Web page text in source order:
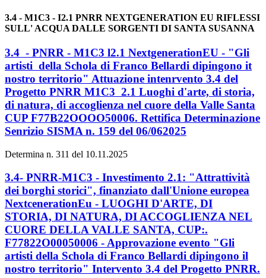
3.4 - M1C3 - I2.1 PNRR NEXTGENERATION EU RIFLESSI
SULL' ACQUA DALLE SORGENTI DI SANTA SUSANNA
3.4 - PNRR - M1C3 l2.1 NextgenerationEU - "Gli
artisti della Schola di Franco Bellardi dipingono it
nostro territorio" Attuazione intenrvento 3.4 del
Progetto PNRR M1C3 2.1 Luoghi d'arte, di storia,
di natura, di accoglienza nel cuore della Valle Santa
CUP F77B22OOOO50006. Rettifica Determinazione
Senrizio SISMA n. 159 del 06/062025
Determina n. 311 del 10.11.2025
3.4- PNRR-M1C3 - Investimento 2.1: "Attrattività
dei borghi storici", finanziato dall'Unione europea
NextcenerationEu - LUOGHI D'ARTE, DI
STORIA, DI NATURA, DI ACCOGLIENZA NEL
CUORE DELLA VALLE SANTA, CUP:.
F77822O00050006 - Approvazione evento "Gli
artisti della Schola di Franco Bellardi dipingono il
nostro territorio" Intervento 3.4 del Progetto PNRR.